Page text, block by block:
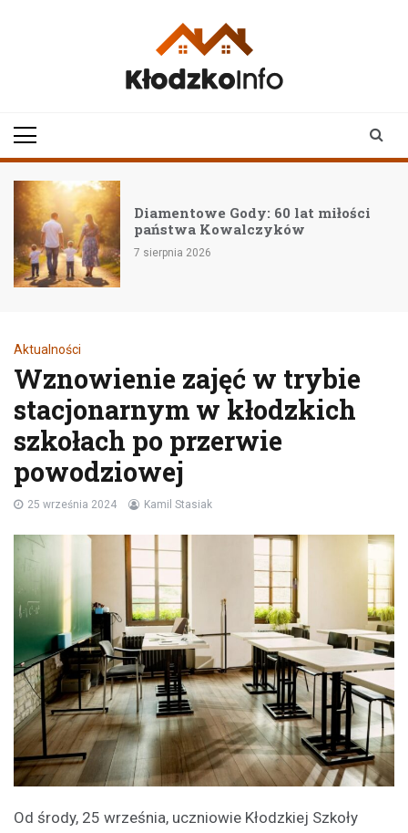
Diamentowe Gody: 60 lat miłości
państwa Kowalczyków
7 sierpnia 2026
Aktualności
Wznowienie zajęć w trybie
stacjonarnym w kłodzkich
szkołach po przerwie
powodziowej
25 września 2024 Kamil Stasiak
Od środy, 25 września, uczniowie Kłodzkiej Szkoły